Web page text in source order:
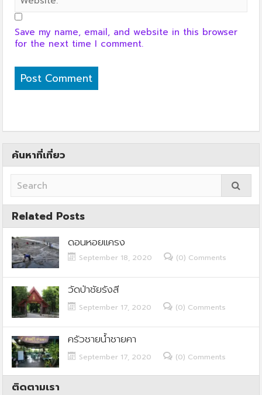
Save my name, email, and website in this browser
for the next time I comment.
ค้นหาที่เที่ยว
Related Posts
ดอนหอยแครง
September 18, 2020 (0) Comments
วัดป่าชัยรังสี
September 17, 2020 (0) Comments
ครัวชายน้ำชายคา
September 17, 2020 (0) Comments
ติดตามเรา